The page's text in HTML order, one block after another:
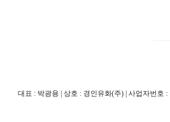
대표 : 박광용 | 상호 : 경인유화(주) | 사업자번호 :